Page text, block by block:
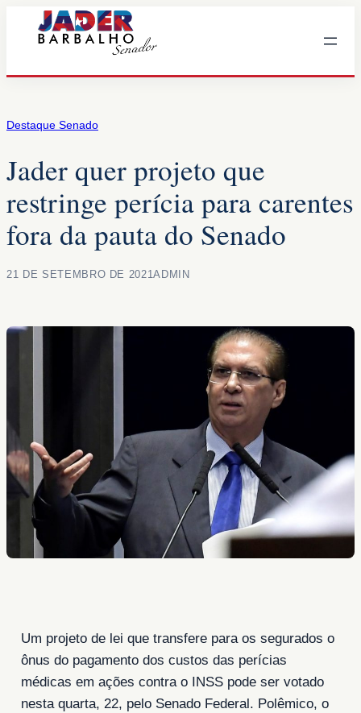
Destaque Senado
Jader quer projeto que
restringe perícia para carentes
fora da pauta do Senado
21 DE SETEMBRO DE 2021ADMIN
Um projeto de lei que transfere para os segurados o
ônus do pagamento dos custos das perícias
médicas em ações contra o INSS pode ser votado
nesta quarta, 22, pelo Senado Federal. Polêmico, o